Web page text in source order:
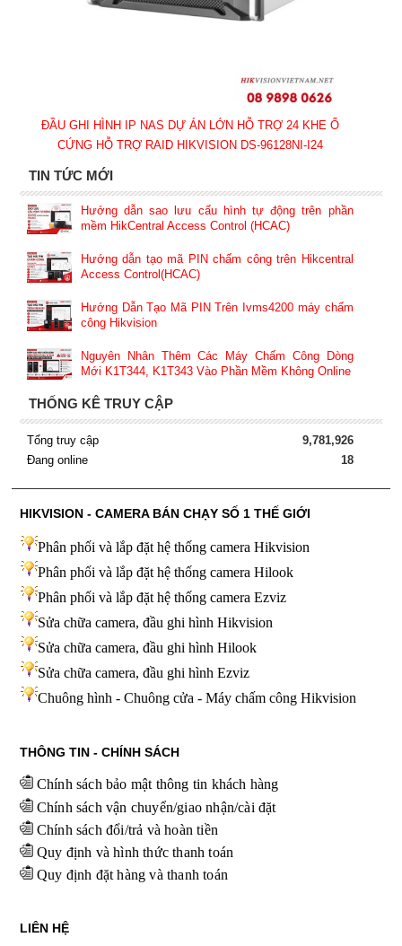
ĐẦU GHI HÌNH IP NAS DỰ ÁN LỚN HỖ TRỢ 24 KHE Ổ
CỨNG HỖ TRỢ RAID HIKVISION DS-96128NI-I24
TIN TỨC MỚI
Hướng dẫn sao lưu cấu hình tự động trên phần
mềm HikCentral Access Control (HCAC)
Hướng dẫn tạo mã PIN chấm công trên Hikcentral
Access Control(HCAC)
Hướng Dẫn Tạo Mã PIN Trên Ivms4200 máy chấm
công Hikvision
Nguyên Nhân Thêm Các Máy Chấm Công Dòng
Mới K1T344, K1T343 Vào Phần Mềm Không Online
THỐNG KÊ TRUY CẬP
Tổng truy cập
9,781,926
Đang online
18
HIKVISION - CAMERA BÁN CHẠY SỐ 1 THẾ GIỚI
Phân phối và lắp đặt hệ thống camera Hikvision
Phân phối và lắp đặt hệ thống camera Hilook
Phân phối và lắp đặt hệ thống camera Ezviz
Sửa chữa camera, đầu ghi hình Hikvision
Sửa chữa camera, đầu ghi hình Hilook
Sửa chữa camera, đầu ghi hình Ezviz
Chuông hình - Chuông cửa - Máy chấm công Hikvision
THÔNG TIN - CHÍNH SÁCH
Chính sách bảo mật thông tin khách hàng
Chính sách vận chuyển/giao nhận/cài đặt
Chính sách đổi/trả và hoàn tiền
Quy định và hình thức thanh toán
Quy định đặt hàng và thanh toán
LIÊN HỆ